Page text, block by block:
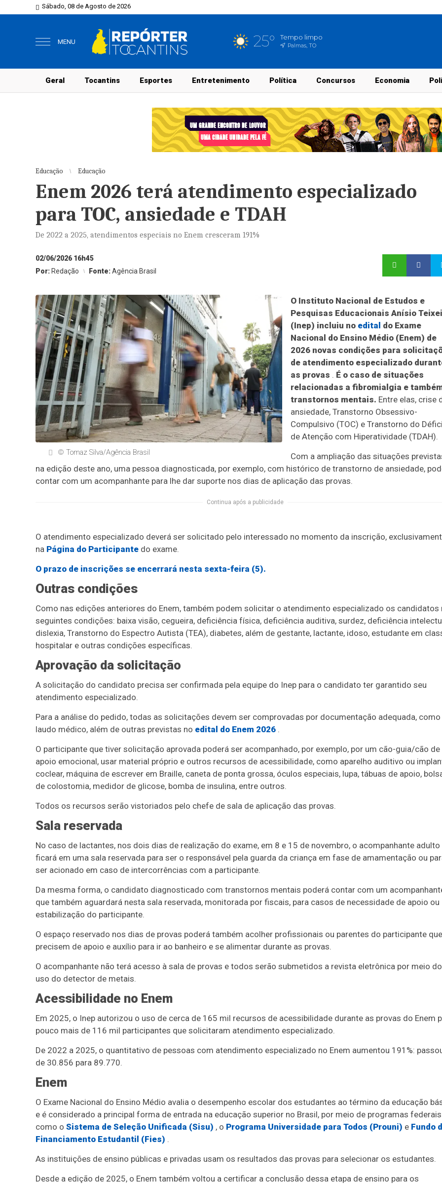
Sábado, 08 de Agosto de 2026
MENU 25° Tempo limpo
Palmas, TO
Geral Tocantins Esportes Entretenimento Política Concursos Economia
Educação Educação
Enem 2026 terá atendimento especializado
para TOC, ansiedade e TDAH
De 2022 a 2025, atendimentos especiais no Enem cresceram 191%
02/06/2026 16h45
Por: Redação Fonte:Agência Brasil
© Tomaz Silva/Agência Brasil
O Instituto Nacional de Estudos e
Pesquisas Educacionais Anísio
(Inep) incluiu no edital do Exame
Nacional do Ensino Médio (Enem) de
2026 novas condições para
de atendimento especializado
as provas . É o caso de situações
relacionadas a fibromialgia e
transtornos mentais. Entre elas, crise
ansiedade, Transtorno Obsessivo-
Compulsivo (TOC) e Transtorno do
de Atenção com Hiperatividade (TDAH).
Com a ampliação das situações
na edição deste ano, uma pessoa diagnosticada, por exemplo, com histórico de transtorno de ansiedade,
contar com um acompanhante para lhe dar suporte nos dias de aplicação das provas.
Continua após a publicidade
O atendimento especializado deverá ser solicitado pelo interessado no momento da inscrição,
na Página do Participante do exame.
O prazo de inscrições se encerrará nesta sexta-feira (5).
Outras condições
Como nas edições anteriores do Enem, também podem solicitar o atendimento especializado os candidatos
seguintes condições: baixa visão, cegueira, deficiência física, deficiência auditiva, surdez, deficiência
dislexia, Transtorno do Espectro Autista (TEA), diabetes, além de gestante, lactante, idoso, estudante em
hospitalar e outras condições específicas.
Aprovação da solicitação
A solicitação do candidato precisa ser confirmada pela equipe do Inep para o candidato ter garantido seu
atendimento especializado.
Para a análise do pedido, todas as solicitações devem ser comprovadas por documentação adequada, como
laudo médico, além de outras previstas no edital do Enem 2026 .
O participante que tiver solicitação aprovada poderá ser acompanhado, por exemplo, por um cão-guia/cão de
apoio emocional, usar material próprio e outros recursos de acessibilidade, como aparelho auditivo ou
coclear, máquina de escrever em Braille, caneta de ponta grossa, óculos especiais, lupa, tábuas de apoio,
de colostomia, medidor de glicose, bomba de insulina, entre outros.
Todos os recursos serão vistoriados pelo chefe de sala de aplicação das provas.
Sala reservada
No caso de lactantes, nos dois dias de realização do exame, em 8 e 15 de novembro, o acompanhante adulto
ficará em uma sala reservada para ser o responsável pela guarda da criança em fase de amamentação ou
ser acionado em caso de intercorrências com a participante.
Da mesma forma, o candidato diagnosticado com transtornos mentais poderá contar com um
que também aguardará nesta sala reservada, monitorada por fiscais, para casos de necessidade de apoio ou
estabilização do participante.
O espaço reservado nos dias de provas poderá também acolher profissionais ou parentes do participante que
precisem de apoio e auxílio para ir ao banheiro e se alimentar durante as provas.
O acompanhante não terá acesso à sala de provas e todos serão submetidos a revista eletrônica por meio do
uso do detector de metais.
Acessibilidade no Enem
Em 2025, o Inep autorizou o uso de cerca de 165 mil recursos de acessibilidade durante as provas do Enem
pouco mais de 116 mil participantes que solicitaram atendimento especializado.
De 2022 a 2025, o quantitativo de pessoas com atendimento especializado no Enem aumentou 191%:
de 30.856 para 89.770.
Enem
O Exame Nacional do Ensino Médio avalia o desempenho escolar dos estudantes ao término da educação
e é considerado a principal forma de entrada na educação superior no Brasil, por meio de programas federais
como o Sistema de Seleção Unificada (Sisu) , o Programa Universidade para Todos (Prouni) e Fundo
Financiamento Estudantil (Fies) .
As instituições de ensino públicas e privadas usam os resultados das provas para selecionar os estudantes.
Desde a edição de 2025, o Enem também voltou a certificar a conclusão dessa etapa de ensino para os